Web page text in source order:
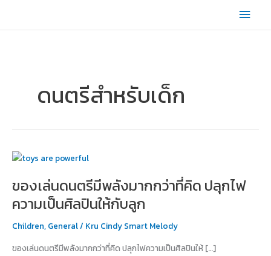
content
Main
ดนตรีสำหรับเด็ก
ของเล่นดนตรีมีพลังมากกว่าที่คิด ปลุกไฟ
ความเป็นศิลปินให้กับลูก
Children, General/ Kru Cindy Smart Melody
ของเล่นดนตรีมีพลังมากกว่าที่คิด ปลุกไฟความเป็นศิลปินให้ […]
ของ
ดนตรี
พลัง
มากกว่า
คิด